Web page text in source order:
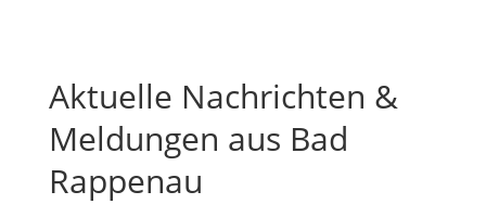
Aktuelle Nachrichten &
Meldungen aus Bad
Rappenau